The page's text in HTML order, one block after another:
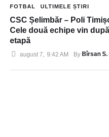
FOTBAL ULTIMELE ȘTIRI
CSC Șelimbăr – Poli
Cele două echipe vin
etapă
august 7 9:42 AM By Bîrsan